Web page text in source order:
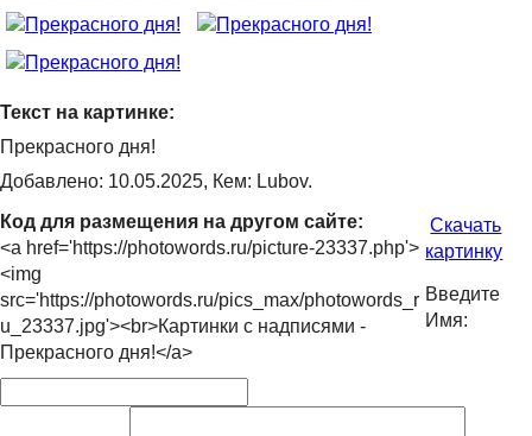
Текст на картинке:
Прекрасного дня!
Добавлено: 10.05.2025, Кем: Lubov.
Код для размещения на другом сайте:
<a href='https://photowords.ru/picture-23337.php'>
<img
src='https://photowords.ru/pics_max/photowords_r
u_23337.jpg'><br>Картинки с надписями -
Прекрасного дня!</a>
Скачать
картинку
Введите
Имя: